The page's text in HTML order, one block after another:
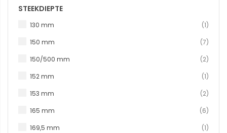
STEEKDIEPTE
130 mm 1
150 mm 7
150/500 mm 2
152 mm 1
153 mm 2
165 mm 6
169,5 mm 1